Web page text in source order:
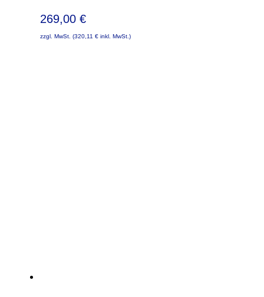
269,00 €
zzgl. MwSt. (320,11 € inkl. MwSt.)